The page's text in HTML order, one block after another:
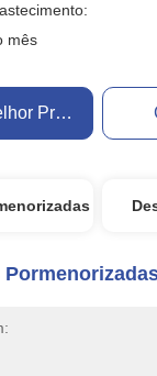
mês
Preço